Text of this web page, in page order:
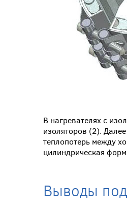
В нагревателях с
изоляторов (2).
теплопотерь между
цилиндрическая
Выводы